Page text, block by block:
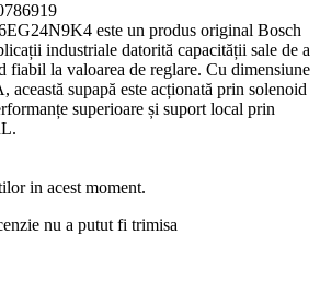
este un produs original Bosch
industriale datorită capacității sale de a
fiabil la valoarea de reglare. Cu dimensiune
această supapă este acționată prin solenoid
superioare și suport local prin
in acest moment.
nu a putut fi trimisa